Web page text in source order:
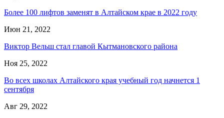
Более 100 лифтов заменят в Алтайском крае в 2022 году
Июн 21, 2022
Виктор Вельш стал главой Кытмановского района
Ноя 25, 2022
Во всех школах Алтайского края учебный год начнется 1
сентября
Авг 29, 2022